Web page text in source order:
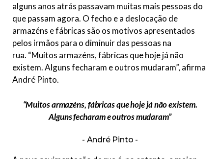
alguns anos atrás passavam muitas mais pessoas do
que passam agora. O fecho e a deslocação de
armazéns e fábricas são os motivos apresentados
pelos irmãos para o diminuir das pessoas na
rua. “Muitos armazéns, fábricas que hoje já não
existem. Alguns fecharam e outros mudaram”, afirma
André Pinto.
“Muitos armazéns, fábricas que hoje já não existem.
Alguns fecharam e outros mudaram”
André Pinto